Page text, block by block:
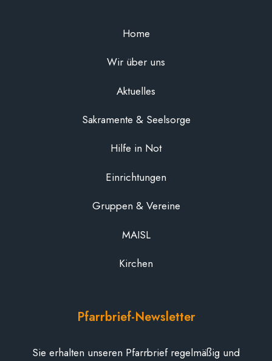
Home
Wir über uns
Aktuelles
Sakramente & Seelsorge
Hilfe in Not
Einrichtungen
Gruppen & Vereine
MAISL
Kirchen
Pfarrbrief-Newsletter
Sie erhalten unseren Pfarrbrief regelmäßig und